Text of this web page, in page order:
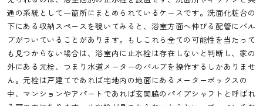
通の系統として一箇所にまとめられているケースです。洗面化粧台の
下にある収納スペースを覗いてみると、浴室方面へ伸びる配管にバル
ブがついていることがあります。もしこれら全ての可能性を当たって
も見つからない場合は、浴室内に止水栓は存在しないと判断し、家の
外にある元栓、つまり水道メーターのバルブを操作するしかありませ
ん。元栓は戸建てであれば宅地内の地面にあるメーターボックスの
中、マンションやアパートであれば玄関脇のパイプシャフトと呼ばれ